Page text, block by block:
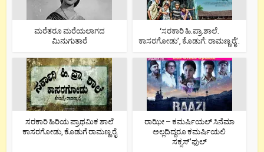
ಮರೆತರೂ ಮರೆಯಲಾಗದ
ಮಿನುಗುತಾರೆ
‘ಸರಕಾರಿ ಹಿ.ಪ್ರಾ.ಶಾಲೆ.
ಕಾಸರಗೋಡು’, ಕೊಡುಗೆ: ರಾಮಣ್ಣ ರೈ’.
ಸರಕಾರಿ ಹಿರಿಯ ಪ್ರಾಥಮಿಕ ಶಾಲೆ
ಕಾಸರಗೋಡು, ಕೊಡುಗೆ ರಾಮಣ್ಣ ರೈ
ರಾಝೀ – ಕಮರ್ಷಿಯಲ್ ಸಿನೆಮಾ
ಅಲ್ಲದಿದ್ದರೂ ಕಮರ್ಷಿಯಲಿ
ಸಕ್ಸಸ್’ಫುಲ್